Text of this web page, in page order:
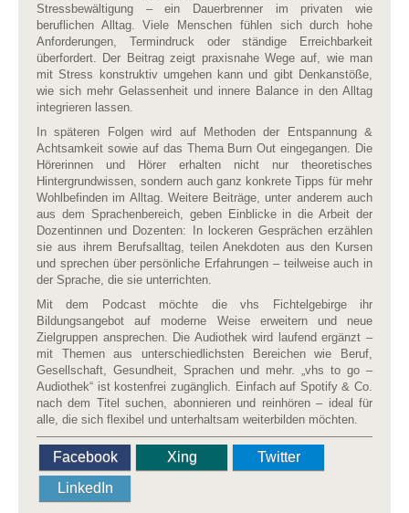
Stressbewältigung – ein Dauerbrenner im privaten wie
beruflichen Alltag. Viele Menschen fühlen sich durch hohe
Anforderungen, Termindruck oder ständige Erreichbarkeit
überfordert. Der Beitrag zeigt praxisnahe Wege auf, wie man
mit Stress konstruktiv umgehen kann und gibt Denkanstöße,
wie sich mehr Gelassenheit und innere Balance in den Alltag
integrieren lassen.
In späteren Folgen wird auf Methoden der Entspannung &
Achtsamkeit sowie auf das Thema Burn Out eingegangen. Die
Hörerinnen und Hörer erhalten nicht nur theoretisches
Hintergrundwissen, sondern auch ganz konkrete Tipps für mehr
Wohlbefinden im Alltag. Weitere Beiträge, unter anderem auch
aus dem Sprachenbereich, geben Einblicke in die Arbeit der
Dozentinnen und Dozenten: In lockeren Gesprächen erzählen
sie aus ihrem Berufsalltag, teilen Anekdoten aus den Kursen
und sprechen über persönliche Erfahrungen – teilweise auch in
der Sprache, die sie unterrichten.
Mit dem Podcast möchte die vhs Fichtelgebirge ihr
Bildungsangebot auf moderne Weise erweitern und neue
Zielgruppen ansprechen. Die Audiothek wird laufend ergänzt –
mit Themen aus unterschiedlichsten Bereichen wie Beruf,
Gesellschaft, Gesundheit, Sprachen und mehr. „vhs to go –
Audiothek“ ist kostenfrei zugänglich. Einfach auf Spotify & Co.
nach dem Titel suchen, abonnieren und reinhören – ideal für
alle, die sich flexibel und unterhaltsam weiterbilden möchten.
Facebook Xing
Twitter
LinkedIn